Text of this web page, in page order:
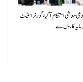
معاشی استحکام آگیا، گورنر اسٹیٹ
کاروں سے…